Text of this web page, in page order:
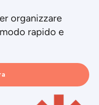
organizzare
rapido e